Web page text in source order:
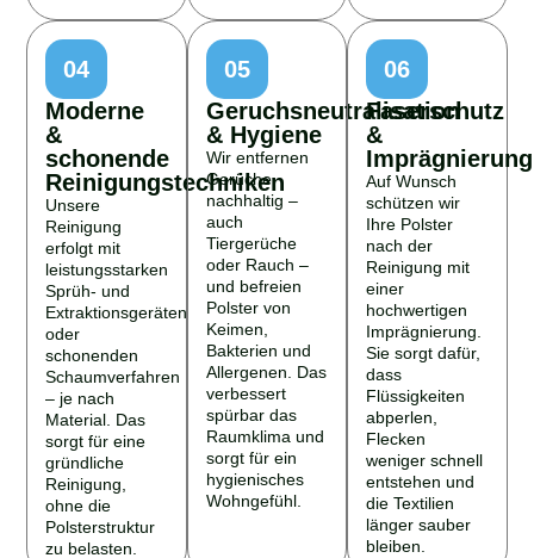
04
Moderne
&
schonende
Reinigungstechniken
Unsere
Reinigung
erfolgt mit
leistungsstarken
Sprüh- und
Extraktionsgeräten
oder
schonenden
Schaumverfahren
– je nach
Material. Das
sorgt für eine
gründliche
Reinigung,
ohne die
Polsterstruktur
zu belasten.
05
Geruchsneutralisation
& Hygiene
Wir entfernen
Gerüche
nachhaltig –
auch
Tiergerüche
oder Rauch –
und befreien
Polster von
Keimen,
Bakterien und
Allergenen. Das
verbessert
spürbar das
Raumklima und
sorgt für ein
hygienisches
Wohngefühl.
06
Faserschutz
&
Imprägnierung
Auf Wunsch
schützen wir
Ihre Polster
nach der
Reinigung mit
einer
hochwertigen
Imprägnierung.
Sie sorgt dafür,
dass
Flüssigkeiten
abperlen,
Flecken
weniger schnell
entstehen und
die Textilien
länger sauber
bleiben.